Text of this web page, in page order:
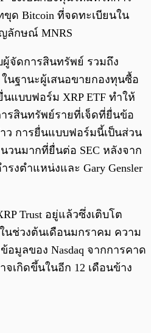
ขุด Bitcoin ที่จดทะเบียนใน
ลักษณ์ MNRS
ผู้จัดการสินทรัพย์ รวมถึง
ในฐานะผู้เสนอขายกองทุนซื้อ
แบบฟอร์ม XRP ETF ทำให้
ารสินทรัพย์รายที่เจ็ดที่ยื่นข้อ
ว การยื่นแบบฟอร์มนี้เป็นส่วน
วนมากที่ยื่นต่อ SEC หลังจาก
รงตำแหน่งและ Gary Gensler
Trust อยู่แล้วซึ่งเติบโต
นช่วงต้นเดือนมกราคม ความ
อมูลของ Nasdaq จากการคาด
จเกิดขึ้นในอีก 12 เดือนข้าง